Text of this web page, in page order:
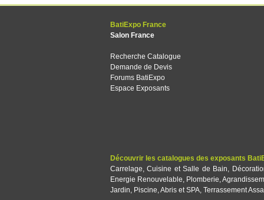
BatiExpo France
Salon France
Recherche Catalogue
Demande de Devis
Forums BatiExpo
Espace Exposants
Découvrir les catalogues des exposants
Carrelage,Cuisine et Salle de Bain,
Energie Renouvelable, Plomberie,
Jardin, Piscine, Abris et SPA, Terrassement